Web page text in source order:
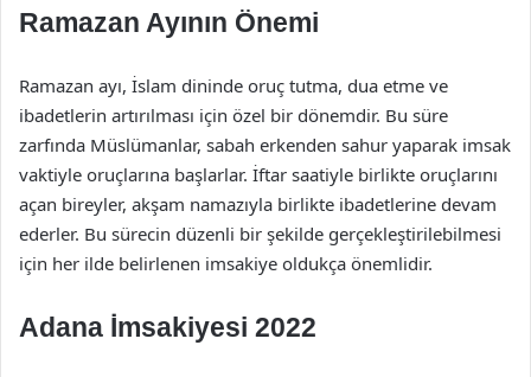
Ramazan Ayının Önemi
Ramazan ayı, İslam dininde oruç tutma, dua etme ve
ibadetlerin artırılması için özel bir dönemdir. Bu süre
zarfında Müslümanlar, sabah erkenden sahur yaparak imsak
vaktiyle oruçlarına başlarlar. İftar saatiyle birlikte oruçlarını
açan bireyler, akşam namazıyla birlikte ibadetlerine devam
ederler. Bu sürecin düzenli bir şekilde gerçekleştirilebilmesi
için her ilde belirlenen imsakiye oldukça önemlidir.
Adana İmsakiyesi 2022